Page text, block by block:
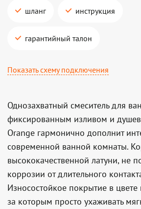
шланг инструкция
гарантийный талон
Показать схему подключения
Однозахватный смеситель для
фиксированным изливом и
Orange гармонично дополнит
современной ванной комнаты.
высококачественной латуни, не
коррозии от длительного
Износостойкое покрытие в
за которым просто ухаживать